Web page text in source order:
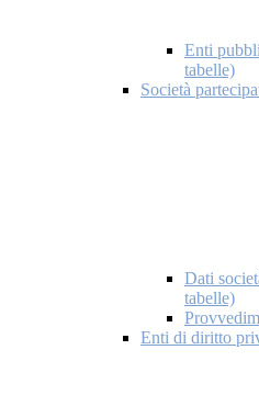
Enti
tabelle)
Società
Dati
tabelle)
Enti di diritto